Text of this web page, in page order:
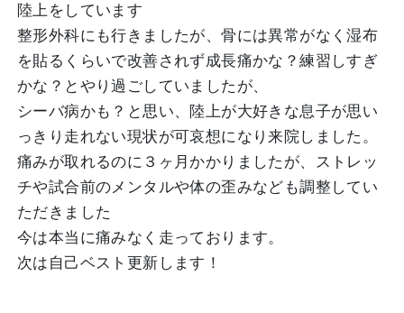
陸上をしています
整形外科にも行きましたが、骨には異常がなく湿布
を貼るくらいで改善されず成長痛かな？練習しすぎ
かな？とやり過ごしていましたが、
シーバ病かも？と思い、陸上が大好きな息子が思い
っきり走れない現状が可哀想になり来院しました。
痛みが取れるのに３ヶ月かかりましたが、ストレッ
チや試合前のメンタルや体の歪みなども調整してい
ただきました
今は本当に痛みなく走っております。
次は自己ベスト更新します！